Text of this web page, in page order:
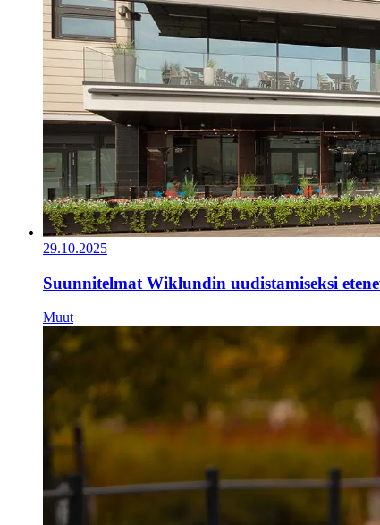
29.10.2025
Suunnitelmat Wiklundin uudistamiseksi
Muut